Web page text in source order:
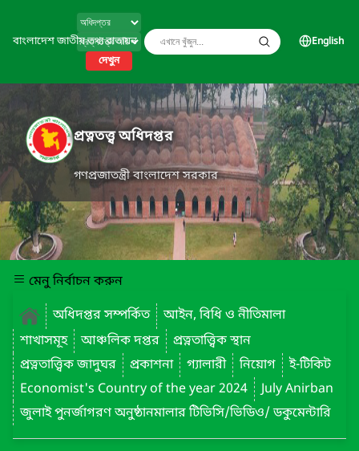
বাংলাদেশ জাতীয় তথ্য বাতায়ন
দেখুন
English
প্রত্নতত্ত্ব অধিদপ্তর
গণপ্রজাতন্ত্রী বাংলাদেশ সরকার
মেনু নির্বাচন করুন
অধিদপ্তর সম্পর্কিত
আইন, বিধি ও নীতিমালা
শাখাসমূহ
আঞ্চলিক দপ্তর
প্রত্নতাত্ত্বিক স্থান
প্রত্নতাত্ত্বিক জাদুঘর
প্রকাশনা গ্যালারী নিয়োগ
ই-টিকিট
Economist's Country of the year 2024
July Anirban
জুলাই পুনর্জাগরণ অনুষ্ঠানমালার টিভিসি/ভিডিও/ ডকুমেন্টারি